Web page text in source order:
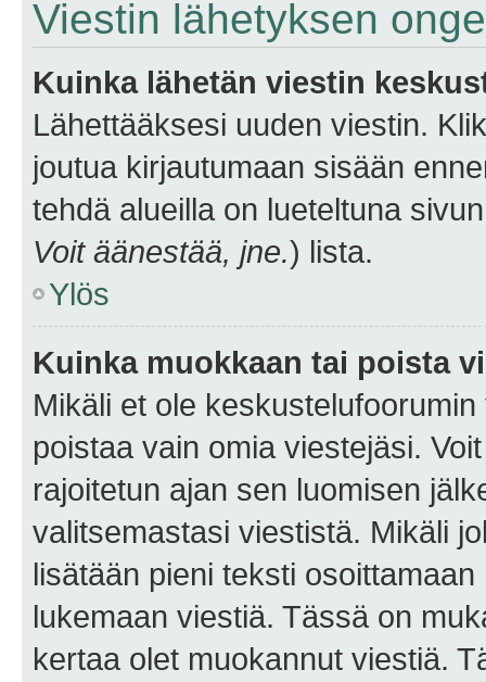
Viestin lähetyksen
Kuinka lähetän viestin
Lähettääksesi uuden viestin.
joutua kirjautumaan sisään
tehdä alueilla on lueteltuna
Voit äänestää, jne.) lista.
Ylös
Kuinka muokkaan tai poista
Mikäli et ole
poistaa vain omia viestejäsi.
rajoitetun ajan sen luomisen
valitsemastasi viestistä. Mikäli
lisätään pieni teksti
lukemaan viestiä. Tässä on
kertaa olet muokannut viestiä.